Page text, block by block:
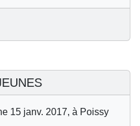
15 janv. 2017, à Poissy